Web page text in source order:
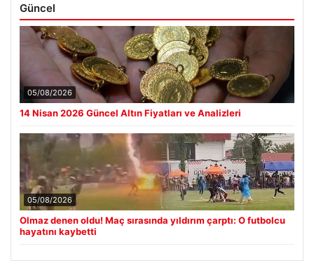
Güncel
05/08/2026
14 Nisan 2026 Güncel Altın Fiyatları ve Analizleri
05/08/2026
Olmaz denen oldu! Maç sırasında yıldırım çarptı: O futbolcu
hayatını kaybetti